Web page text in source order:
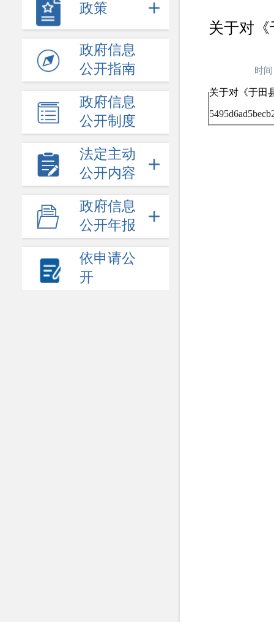
政策
政府信息
公开指南
政府信息
公开制度
法定主动
公开内容
政府信息
公开年报
依申请公
开
关于对
时
关于对《于田